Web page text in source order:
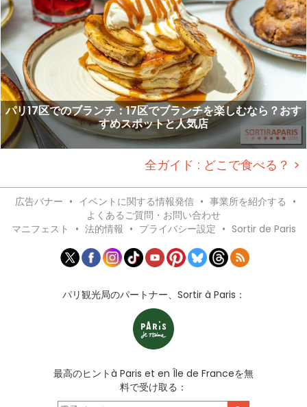
パリ17区でのブランチ：17区でブランチを楽しむなら？おす
すめスポットと人気店
全ガイド : どこで食べる？ >
広告バナー • イベントに関する情報発信 • 事業所を紹介する •
よくあるご質問・お問い合わせ
マニフェスト
• 法的情報 • プライバシー設定 • Sortir de Paris
パリ観光局のパートナー、Sortir à Paris：
最高のヒントà Paris et en Île de Franceを無
料で受け取る：